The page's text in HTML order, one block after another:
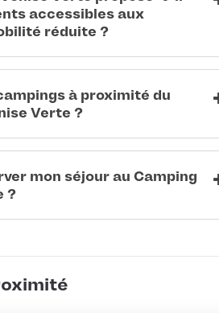
accessibles aux
réduite ?
à proximité du
Verte ?
mon séjour au Camping
?